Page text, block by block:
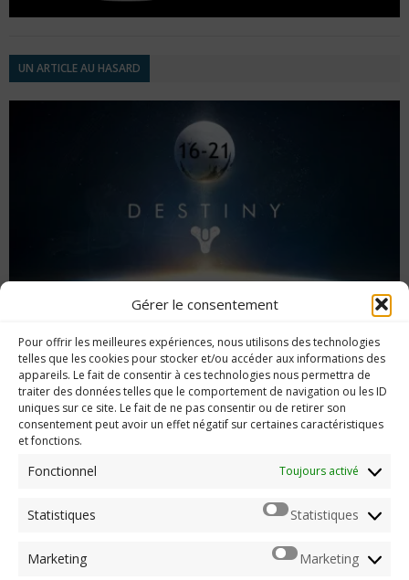
Gérer le consentement
Pour offrir les meilleures expériences, nous utilisons des technologies
telles que les cookies pour stocker et/ou accéder aux informations des
appareils. Le fait de consentir à ces technologies nous permettra de
traiter des données telles que le comportement de navigation ou les ID
uniques sur ce site. Le fait de ne pas consentir ou de retirer son
consentement peut avoir un effet négatif sur certaines caractéristiques
et fonctions.
Fonctionnel Toujours activé
Statistiques Statistiques
Marketing Marketing
UN ARTICLE AU HASARD
Destiny : journal de bord, jours 16 à 21
Imerod.fr est un site traitant de l'univers du jeu vidéo. Toute
reproduction partielle ou complète sans autorisation préalable
Mentions légales
Qui suis-je ?